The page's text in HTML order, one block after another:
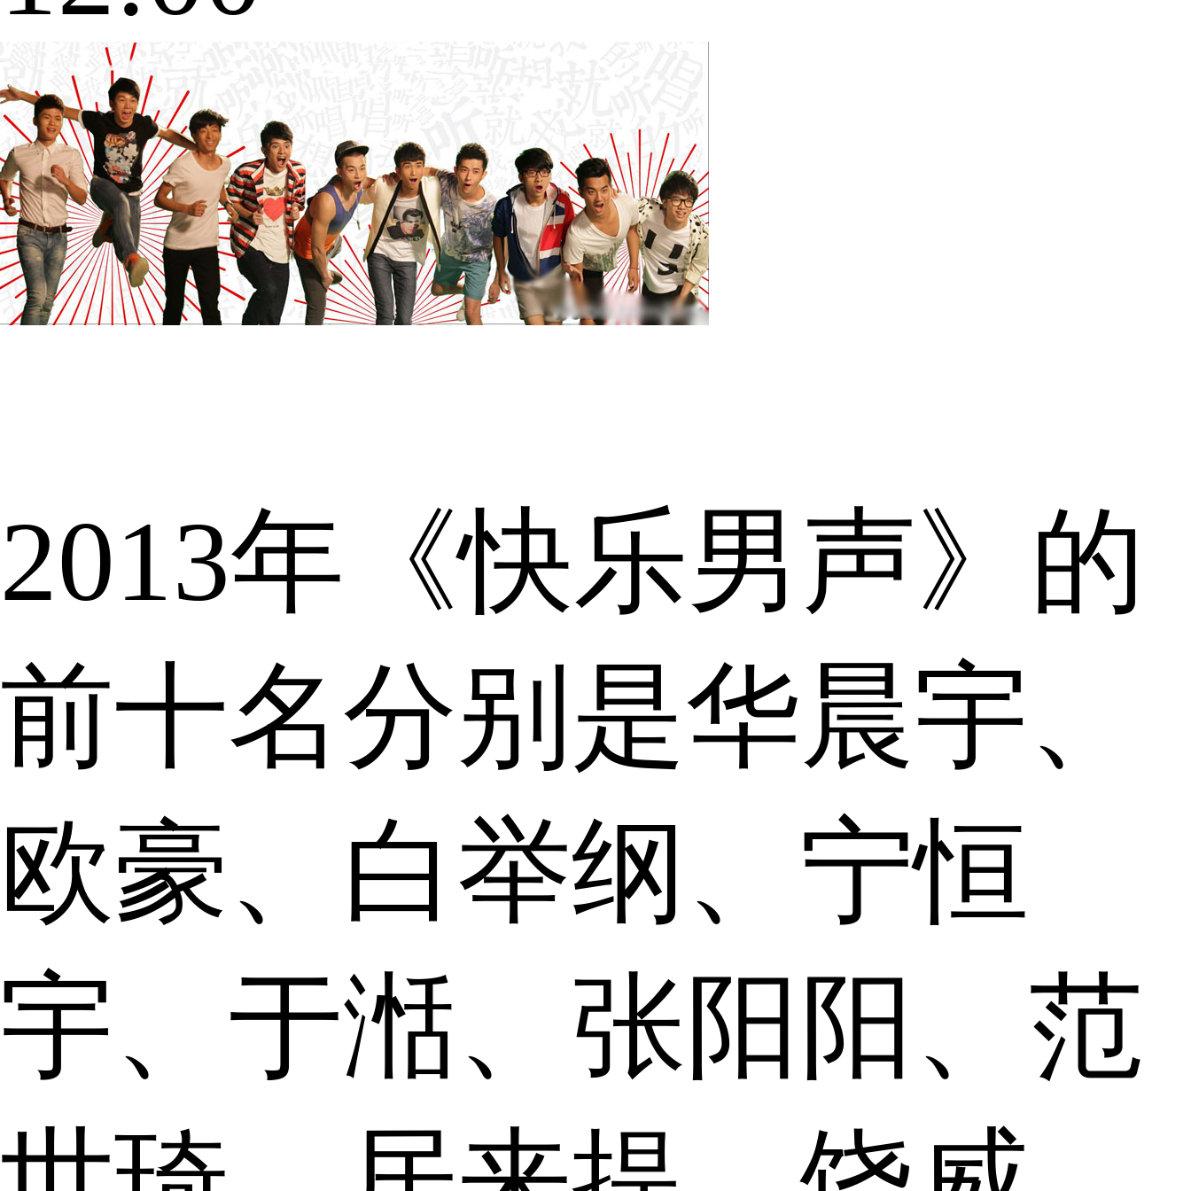
2013年《快乐男声》的
前十名分别是华晨宇、
欧豪、白举纲、宁恒
宇、于湉、张阳阳、范